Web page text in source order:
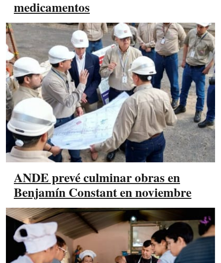
medicamentos
ANDE prevé culminar obras en
Benjamín Constant en noviembre